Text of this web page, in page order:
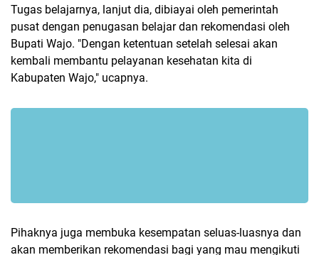
Tugas belajarnya, lanjut dia, dibiayai oleh pemerintah
pusat dengan penugasan belajar dan rekomendasi oleh
Bupati Wajo. "Dengan ketentuan setelah selesai akan
kembali membantu pelayanan kesehatan kita di
Kabupaten Wajo," ucapnya.
Pihaknya juga membuka kesempatan seluas-luasnya dan
akan memberikan rekomendasi bagi yang mau mengikuti